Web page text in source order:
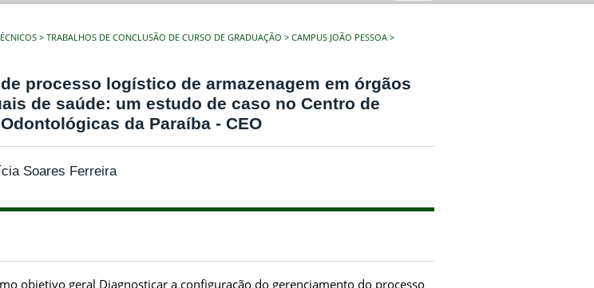
TRABALHOS DE CONCLUSÃO DE CURSO DE GRADUAÇÃO
CAMPUS JOÃO PESSOA
processo logístico de armazenagem em órgãos
de saúde: um estudo de caso no Centro de
da Paraíba - CEO
Soares Ferreira
objetivo geral Diagnosticar a configuração do gerenciamento do processo